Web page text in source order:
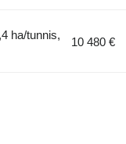
ha/tunnis,
10 480 €